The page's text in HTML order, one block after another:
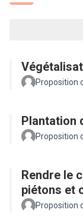
Proposition
Plantation
Proposition
Rendre le
piétons et
Proposition